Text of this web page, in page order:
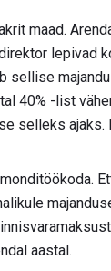
maad.
lepivad
40% -list
selleks ajaks.
aastal.